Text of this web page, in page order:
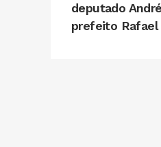
deputado
prefeito Rafael